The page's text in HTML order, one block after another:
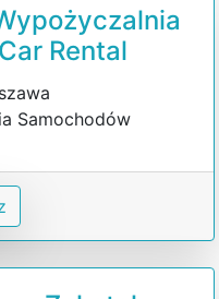
Rental
Samochodów